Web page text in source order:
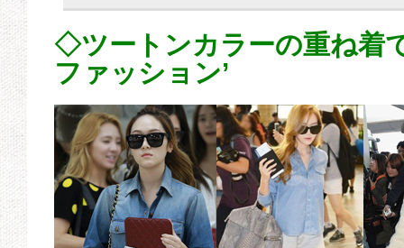
◇ツートンカラーの重ね着
ファッション’